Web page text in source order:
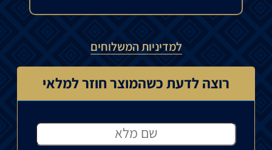
למדיניות המשלוחים
רוצה לדעת כשהמוצר חוזר למלאי